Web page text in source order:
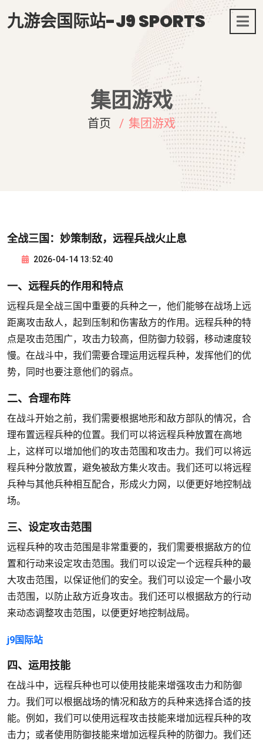
九游会国际站-J9 SPORTS
集团游戏
首页 集团游戏
全战三国：妙策制敌，远程兵战火止息
2026-04-14 13:52:40
一、远程兵的作用和特点
远程兵是全战三国中重要的兵种之一，他们能够在战场上远
距离攻击敌人，起到压制和伤害敌方的作用。远程兵种的特
点是攻击范围广，攻击力较高，但防御力较弱，移动速度较
慢。在战斗中，我们需要合理运用远程兵种，发挥他们的优
势，同时也要注意他们的弱点。
二、合理布阵
在战斗开始之前，我们需要根据地形和敌方部队的情况，合
理布置远程兵种的位置。我们可以将远程兵种放置在高地
上，这样可以增加他们的攻击范围和攻击力。我们可以将远
程兵种分散放置，避免被敌方集火攻击。我们还可以将远程
兵种与其他兵种相互配合，形成火力网，以便更好地控制战
场。
三、设定攻击范围
远程兵种的攻击范围是非常重要的，我们需要根据敌方的位
置和行动来设定攻击范围。我们可以设定一个远程兵种的最
大攻击范围，以保证他们的安全。我们可以设定一个最小攻
击范围，以防止敌方近身攻击。我们还可以根据敌方的行动
来动态调整攻击范围，以便更好地控制战局。
j9国际站
四、运用技能
在战斗中，远程兵种也可以使用技能来增强攻击力和防御
力。我们可以根据战场的情况和敌方的兵种来选择合适的技
能。例如，我们可以使用远程攻击技能来增加远程兵种的攻
击力；或者使用防御技能来增加远程兵种的防御力。我们还